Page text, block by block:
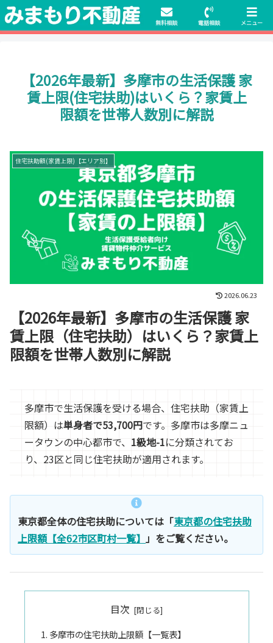
初期費用無料物件や保証人不要の物件も豊富にご用意！相談料無料でも申
請・手続きサポート付き！
【2026年最新】多摩市の生活保護 家
賃上限(住宅扶助)はいくら？家賃上
限額を世帯人数別に解説
住宅扶助額(家賃上限)【エリア別】
2026.06.23
【2026年最新】多摩市の生活保護 家
賃上限（住宅扶助）はいくら？家賃上
限額を世帯人数別に解説
多摩市で生活保護を受ける場合、住宅扶助（家賃上
限額）は単身者で53,700円です。多摩市は多摩ニュ
ータウンの中心都市で、 1級地-1に分類されてお
り、23区と同じ住宅扶助が適用されます。
東京都全体の住宅扶助については「東京都の住宅扶助
上限額【全62市区町村一覧】 」をご覧ください。
目次
多摩市の住宅扶助上限額【一覧表】
無料相談 電話相談 メニュー